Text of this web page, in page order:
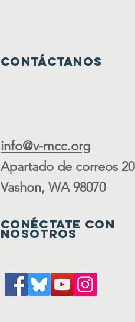
Contáctanos
info@v-mcc.org
Apartado de correos
Vashon, WA 98070
Conéctate con
nosotros